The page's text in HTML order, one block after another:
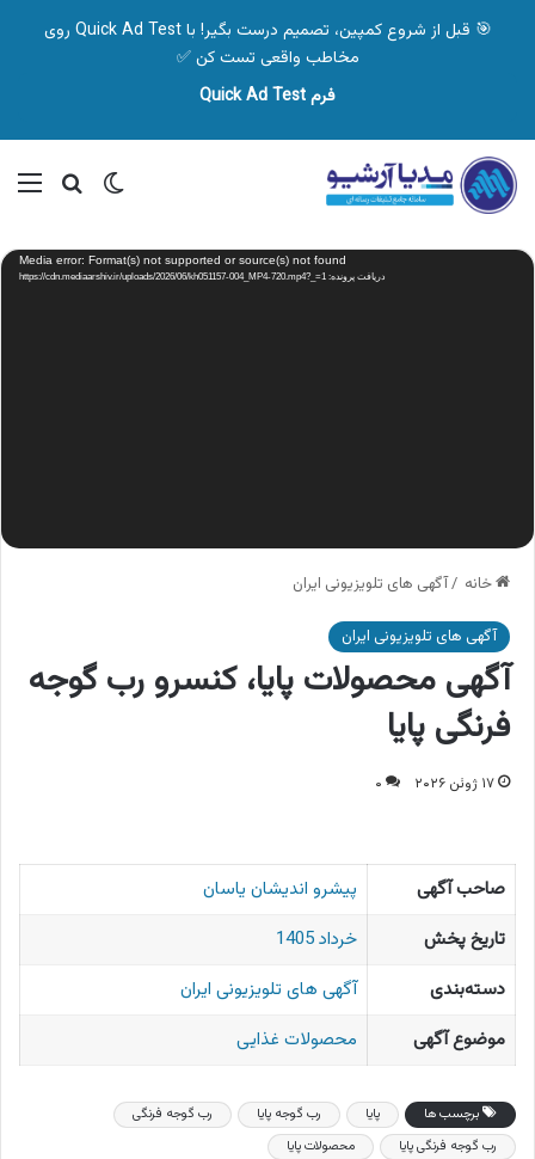
🎯 قبل از شروع کمپین، تصمیم درست بگیر! با Quick Ad Test روی
مخاطب واقعی تست کن ✅
فرم Quick Ad Test
تغییر پوسته
نمایشگر
ویدیو Media error: Format(s) not supported or source(s) not found
دریافت پرونده: https://cdn.mediaarshiv.ir/uploads/2026/06/kh051157-004_MP4-720.mp4?_=1
خانه /آگهی های تلویزیونی ایران
آگهی های تلویزیونی ایران
آگهی محصولات پایا، کنسرو رب گوجه
فرنگی پایا
۱۷ ژوئن ۲۰۲۶ ۰
صاحب آگهی
پیشرو اندیشان یاسان
تاریخ پخش
خرداد 1405
دسته‌بندی
آگهی های تلویزیونی ایران
موضوع آگهی
محصولات غذایی
برچسب ها پایا رب گوجه پایا
رب گوجه فرنگی
رب گوجه فرنگی پایا
محصولات پایا